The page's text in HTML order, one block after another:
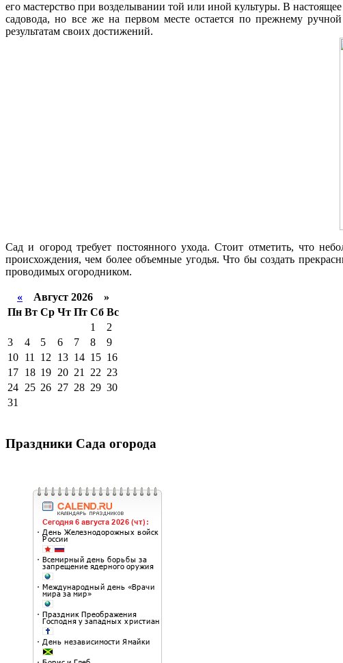
его мастерство при возделывании той или иной культуры. В
садовода, но все же на первом месте остается по прежнему
результатам своих достижений.
Сад и огород требует постоянного ухода. Стоит отметить, что
происхождения, чем более объемные угодья. Что бы создать
проводимых огородником.
« Август 2026 »
Пн Вт Ср Чт Пт Сб Вс
1
2
3
4 5 6 7 8
9
10 11 12 13 14 15 16
17 18 19 20 21 22 23
24 25 26 27 28 29 30
31
Праздники Сада огорода